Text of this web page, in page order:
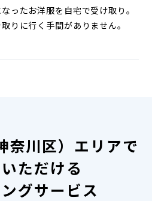
ったお洋服を自宅で受け取り。
りに行く手間がありません。
奈川区）エリアで
ただける
グサービス